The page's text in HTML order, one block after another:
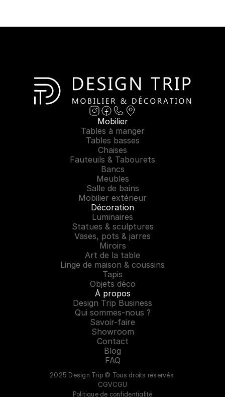
Mobilier
Tables à manger
Tables basses
Chaises
Fauteuils & Tabourets
Bancs
Meubles
Salle de bains
Mobilier extérieur
Décoration
Luminaires
Statues & sculptures
Vases, pots & jarres
Miroirs
Art de la table
Linge de maison & coussins
Tapis
Objets déco
À propos
Design Trip Business
Qui sommes-nous ?
Savoir-faire
Showroom
Contact
Blog
FAQ
2025 Design Trip © Tous droits réservés
CGVCGU
Politique de confidentialité